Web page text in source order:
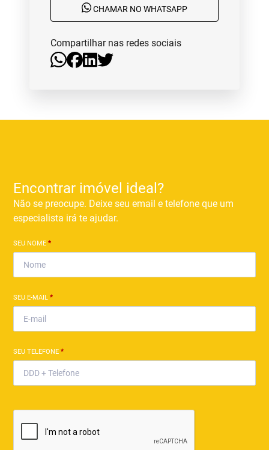
CHAMAR NO WHATSAPP
Compartilhar nas redes sociais
Encontrar imóvel ideal?
Não se preocupe. Deixe seu email e telefone que um
especialista irá te ajudar.
SEU NOME*
SEU E-MAIL*
SEU TELEFONE*